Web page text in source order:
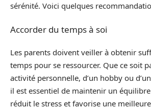
sérénité. Voici quelques
Accorder du temps à soi
Les parents doivent veiller à obtenir
temps pour se ressourcer. Que ce soit
activité personnelle, d’un hobby ou
il est essentiel de maintenir un
réduit le stress et favorise une